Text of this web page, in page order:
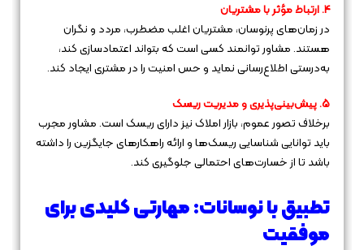
4. ارتباط مؤثر با مشتریان
در زمان‌های پرنوسان، مشتریان اغلب مضطرب، مردد و نگران
هستند. مشاور توانمند کسی است که بتواند اعتمادسازی کند،
به‌درستی اطلاع‌رسانی نماید و حس امنیت را در مشتری ایجاد کند.
5. پیش‌بینی‌پذیری و مدیریت ریسک
برخلاف تصور عموم، بازار املاک نیز دارای ریسک است. مشاور مجرب
باید توانایی شناسایی ریسک‌ها و ارائه راهکارهای جایگزین را داشته
باشد تا از خسارت‌های احتمالی جلوگیری کند.
تطبیق با نوسانات: مهارتی کلیدی برای
موفقیت